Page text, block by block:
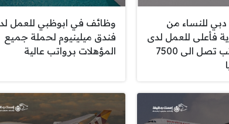
للنساء من
فأعلى للعمل لدى
TASC برواتب تصل الى 7500
وظائف في ابوظبي للعمل
فندق ميلينيوم لحملة جميع
المؤهلات برواتب عالية